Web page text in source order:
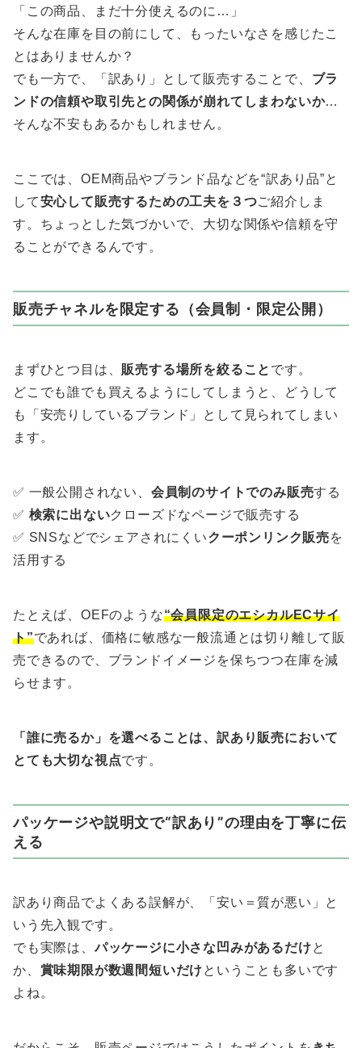
「この商品、まだ十分使えるのに…」
そんな在庫を目の前にして、もったいなさを感じたこ
とはありませんか？
でも一方で、「訳あり」として販売することで、 ブラ
ンドの信頼や取引先との関係が崩れてしまわないか…
そんな不安もあるかもしれません。
ここでは、OEM商品やブランド品などを“訳あり品”と
して安心して販売するための工夫を３つご紹介しま
す。ちょっとした気づかいで、大切な関係や信頼を守
ることができるんです。
販売チャネルを限定する（会員制・限定公開）
まずひとつ目は、 販売する場所を絞ること です。
どこでも誰でも買えるようにしてしまうと、どうして
も「安売りしているブランド」として見られてしまい
ます。
✅ 一般公開されない、 会員制のサイトでのみ販売する
✅ 検索に出ないクローズドなページで販売する
✅ SNSなどでシェアされにくいクーポンリンク販売を
活用する
たとえば、OEFのような“会員限定のエシカルECサイ
ト”であれば、価格に敏感な一般流通とは切り離して販
売できるので、ブランドイメージを保ちつつ在庫を減
らせます。
「誰に売るか」を選べることは、訳あり販売において
とても大切な視点です。
パッケージや説明文で“訳あり”の理由を丁寧に伝
える
訳あり商品でよくある誤解が、「安い＝質が悪い」と
いう先入観です。
でも実際は、パッケージに小さな凹みがあるだけと
か、 賞味期限が数週間短いだけということも多いです
よね。